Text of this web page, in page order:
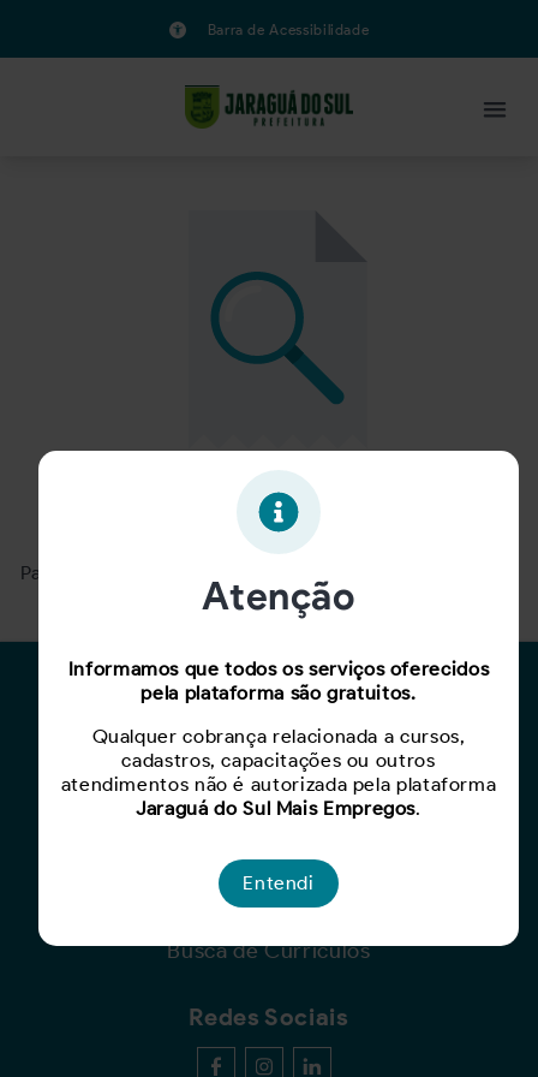
Barra de Acessibilidade
Oportunidade expirada!
Para ver mais, acesse a página
Para Candidatos
Busca de Oportunidades
Cadastro de Currículo
Capacite-se
Para Empresas
Busca de Currículos
Redes Sociais
Atenção
Informamos que todos os serviços oferecidos
pela plataforma são gratuitos.
Qualquer cobrança relacionada a cursos,
cadastros, capacitações ou outros
atendimentos não é autorizada pela plataforma
Jaraguá do Sul Mais Empregos.
Entendi